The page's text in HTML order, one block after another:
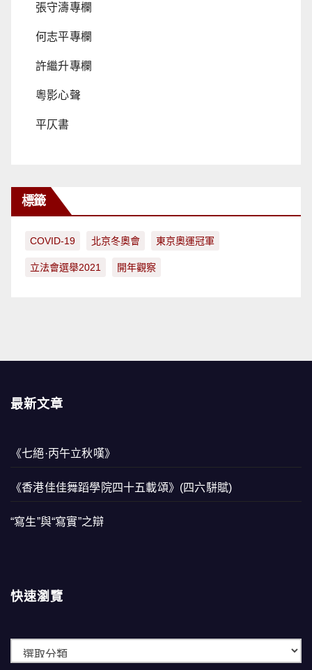
張守濤專欄
何志平專欄
許繼升專欄
粵影心聲
平仄書
標籤
COVID-19 北京冬奧會 東京奧運冠軍
立法會選舉2021 開年觀察
最新文章
《七絕·丙午立秋嘆》
《香港佳佳舞蹈學院四十五載頌》(四六駢賦)
“寫生”與“寫實”之辯
快速瀏覽